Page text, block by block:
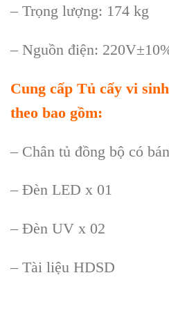
– Trọng lượng: 174 kg
– Nguồn điện: 220V
Cung cấp Tủ cấy vi
theo bao gồm:
– Chân tủ đồng bộ có
– Đèn LED x 01
– Đèn UV x 02
– Tài liệu HDSD